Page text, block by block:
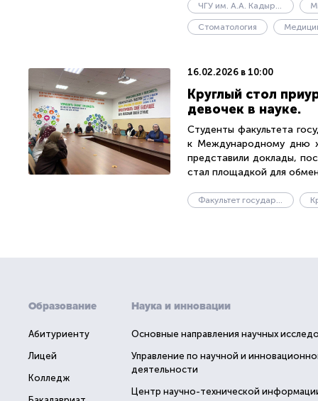
ЧГУ им. А.А. Кадырова
Стоматология
16.02.2026 в 10:00
Круглый стол
девочек в науке.
Студенты факультета
к Международному дню
представили доклады,
стал площадкой для
Факультет государственного управления
Образование
Абитуриенту
Лицей
Колледж
Наука и инновации
Основные направления научных
Управление по научной и
деятельности
Центр научно-технической